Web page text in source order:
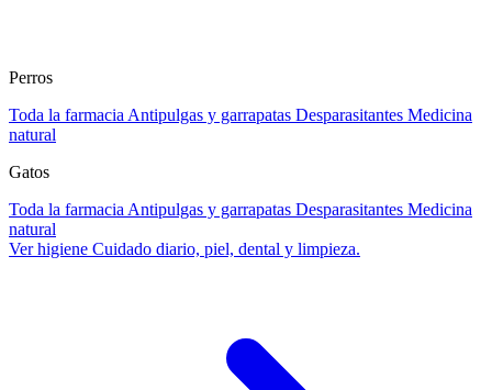
Perros
Toda la farmacia Antipulgas y garrapatas Desparasitantes Medicina
natural
Gatos
Toda la farmacia Antipulgas y garrapatas Desparasitantes Medicina
natural
Ver higiene Cuidado diario, piel, dental y limpieza.